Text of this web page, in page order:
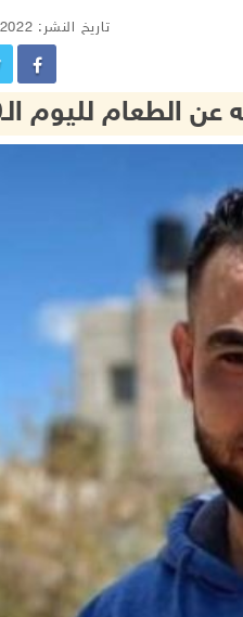
تاريخ النشر: 05/07/2022 09:30 ص
الطعام لليوم الـ90